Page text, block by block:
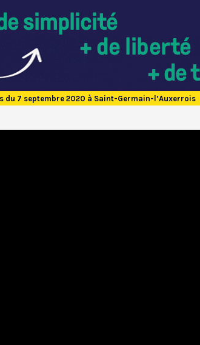
du 7 septembre 2020 à Saint-Germain-l’Auxerrois